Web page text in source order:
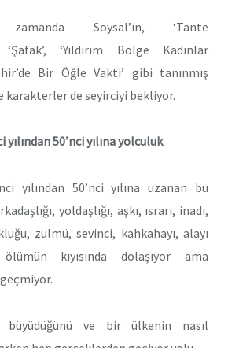
Soysal’ın, ‘Tante
‘Şafak’, ‘Yıldırım Bölge Kadınlar
Bir Öğle Vakti’ gibi tanınmış
karakterler de seyirciyi bekliyor.
50’nci yılına yolculuk
yılından 50’nci yılına uzanan bu
yoldaşlığı, aşkı, ısrarı, inadı,
zulmü, sevinci, kahkahayı, alayı
kıyısında dolaşıyor ama
büyüdüğünü ve bir ülkenin nasıl